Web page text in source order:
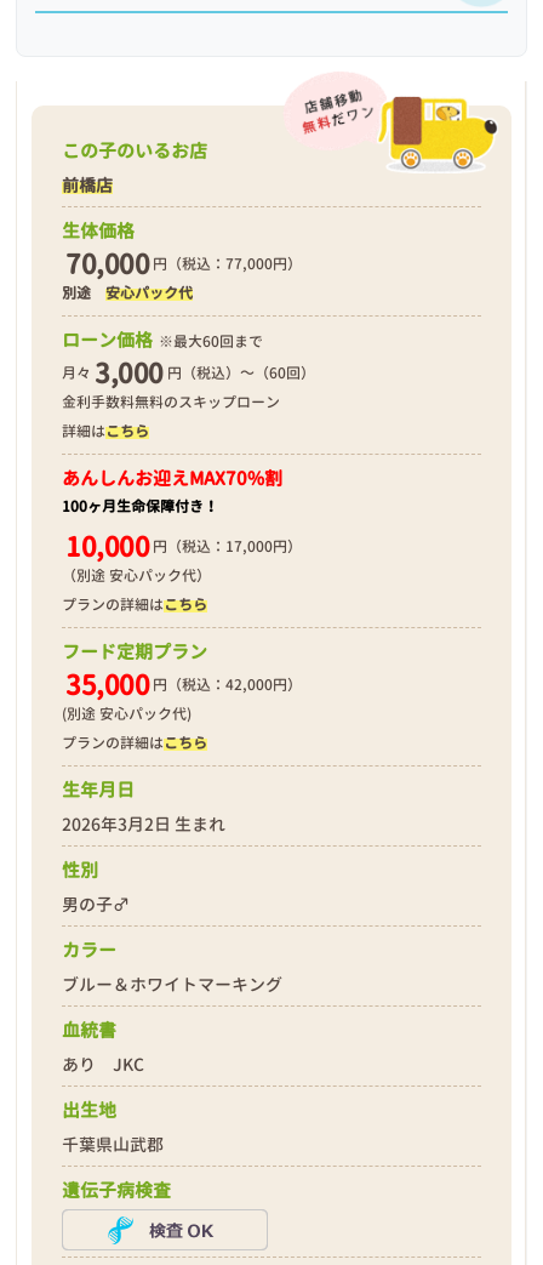
2026年03月13日
❮ ❯
❮ ❯
この子のいるお店
前橋店
生体価格
70,000 円（税込：77,000円）
別途安心パック代
ローン価格 ※最大60回まで
月々 3,000 円（税込）～（60回）
金利手数料無料のスキップローン
詳細はこちら
あんしんお迎えMAX70%割
100ヶ月生命保障付き！
10,000 円（税込：17,000円）
（別途 安心パック代）
プランの詳細はこちら
フード定期プラン
35,000 円（税込：42,000円）
(別途 安心パック代)
プランの詳細はこちら
生年月日
2026年3月2日 生まれ
性別
男の子♂
カラー
ブルー＆ホワイトマーキング
血統書
あり JKC
出生地
千葉県山武郡
遺伝子病検査